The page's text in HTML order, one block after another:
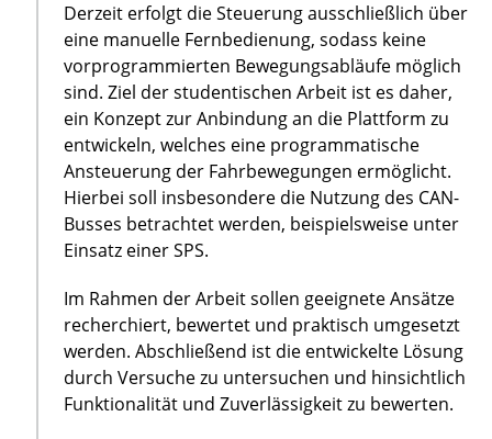
Derzeit erfolgt die Steuerung ausschließlich über
eine manuelle Fernbedienung, sodass keine
vorprogrammierten Bewegungsabläufe möglich
sind. Ziel der studentischen Arbeit ist es daher,
ein Konzept zur Anbindung an die Plattform zu
entwickeln, welches eine programmatische
Ansteuerung der Fahrbewegungen ermöglicht.
Hierbei soll insbesondere die Nutzung des CAN-
Busses betrachtet werden, beispielsweise unter
Einsatz einer SPS.
Im Rahmen der Arbeit sollen geeignete Ansätze
recherchiert, bewertet und praktisch umgesetzt
werden. Abschließend ist die entwickelte Lösung
durch Versuche zu untersuchen und hinsichtlich
Funktionalität und Zuverlässigkeit zu bewerten.